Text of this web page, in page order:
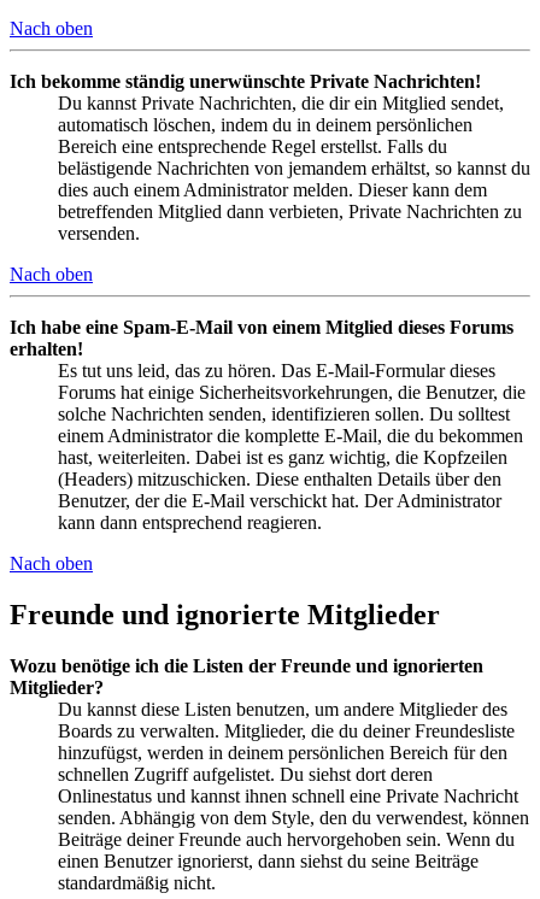
Nach oben
Ich bekomme ständig unerwünschte Private Nachrichten!
Du kannst Private Nachrichten, die dir ein Mitglied sendet,
automatisch löschen, indem du in deinem persönlichen
Bereich eine entsprechende Regel erstellst. Falls du
belästigende Nachrichten von jemandem erhältst, so kannst du
dies auch einem Administrator melden. Dieser kann dem
betreffenden Mitglied dann verbieten, Private Nachrichten zu
versenden.
Nach oben
Ich habe eine Spam-E-Mail von einem Mitglied dieses Forums
erhalten!
Es tut uns leid, das zu hören. Das E-Mail-Formular dieses
Forums hat einige Sicherheitsvorkehrungen, die Benutzer, die
solche Nachrichten senden, identifizieren sollen. Du solltest
einem Administrator die komplette E-Mail, die du bekommen
hast, weiterleiten. Dabei ist es ganz wichtig, die Kopfzeilen
(Headers) mitzuschicken. Diese enthalten Details über den
Benutzer, der die E-Mail verschickt hat. Der Administrator
kann dann entsprechend reagieren.
Nach oben
Freunde und ignorierte Mitglieder
Wozu benötige ich die Listen der Freunde und ignorierten
Mitglieder?
Du kannst diese Listen benutzen, um andere Mitglieder des
Boards zu verwalten. Mitglieder, die du deiner Freundesliste
hinzufügst, werden in deinem persönlichen Bereich für den
schnellen Zugriff aufgelistet. Du siehst dort deren
Onlinestatus und kannst ihnen schnell eine Private Nachricht
senden. Abhängig von dem Style, den du verwendest, können
Beiträge deiner Freunde auch hervorgehoben sein. Wenn du
einen Benutzer ignorierst, dann siehst du seine Beiträge
standardmäßig nicht.